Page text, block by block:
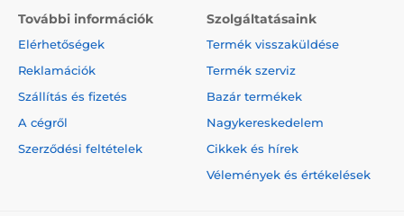
További információk
Elérhetőségek
Reklamációk
Szállítás és fizetés
A cégről
Szerződési feltételek
Szolgáltatásaink
Termék visszaküldése
Termék szerviz
Bazár termékek
Nagykereskedelem
Cikkek és hírek
Vélemények és értékelések